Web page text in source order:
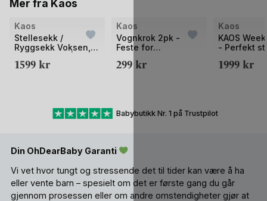
Mer fra Kaos
Bilde
av
Kaos
Stellesekk /
Ryggsekk Voksen,
Ransel
1599 kr
Bilde
av
2
Kaos
Vognkrok 2pk -
Feste for
Handlenett | 360°
299 kr
Bilde
av
Kaos
KAOS
- Perfekt
Smarte
1999 kr
Babybutikk Nr. 1 på Trustpilot
Din OhDearBaby Garanti
Vi vet hvor tungt og stressende det til tider kan være å ha
eller vente barn – spesielt om det er første gang du går
gjennom prosessen eller om andre omstendigheter gjør at